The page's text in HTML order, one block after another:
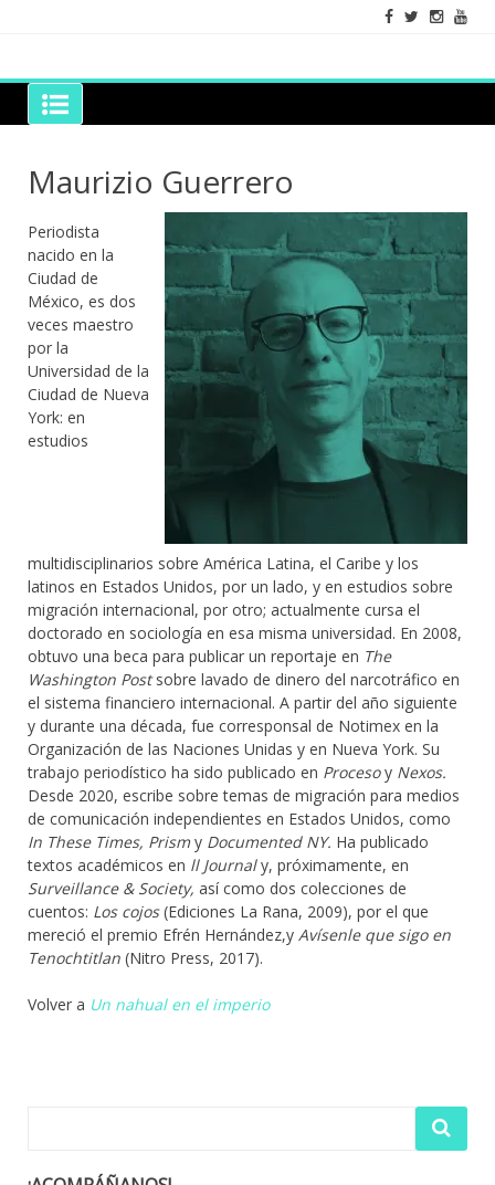
Grano de Sal
Libros para mantener viva la duda razonable
Maurizio Guerrero
Periodista
nacido en la
Ciudad de
México, es dos
veces maestro
por la
Universidad de la
Ciudad de Nueva
York: en
estudios
multidisciplinarios sobre América Latina, el Caribe y los
latinos en Estados Unidos, por un lado, y en estudios sobre
migración internacional, por otro; actualmente cursa el
doctorado en sociología en esa misma universidad. En 2008,
obtuvo una beca para publicar un reportaje en The
Washington Postsobre lavado de dinero del narcotráfico en
el sistema financiero internacional. A partir del año siguiente
y durante una década, fue corresponsal de Notimex en la
Organización de las Naciones Unidas y en Nueva York. Su
trabajo periodístico ha sido publicado en Procesoy Nexos.
Desde 2020, escribe sobre temas de migración para medios
de comunicación independientes en Estados Unidos, como
In These Times, Prismy Documented NY. Ha publicado
textos académicos en ll Journaly, próximamente, en
Surveillance & Society, así como dos colecciones de
cuentos: Los cojos(Ediciones La Rana, 2009), por el que
mereció el premio Efrén Hernández,y Avísenle que sigo en
Tenochtitlan (Nitro Press, 2017).
Volver a Un nahual en el imperio